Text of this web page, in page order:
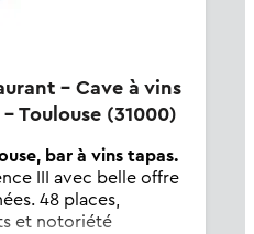
Toulouse (31000)
bar à vins tapas.
III avec belle offre
48 places,
et notoriété